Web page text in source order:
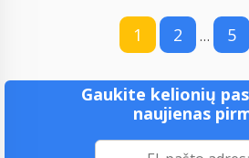
1 2 … 5
Gaukite kelionių
naujienas